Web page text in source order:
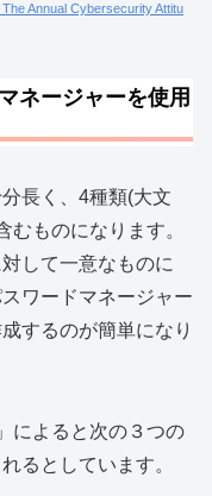
Annual Cybersecurity Attitu
ネージャーを使用
長く、4種類(大文
ものになります。
して一意なものに
ワードマネージャー
するのが簡単になり
」によると次の３つの
るとしています。